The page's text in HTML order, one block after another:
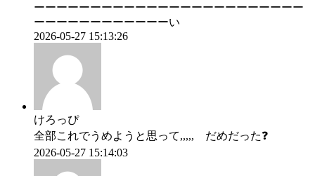
ーーーーーーーーーーーーーーーーーーーーーーーー
ーーーーーーーーーーーーい
2026-05-27 15:13:26
けろっぴ
全部これでうめようと思って,,,,, だめだった❓️
2026-05-27 15:14:03